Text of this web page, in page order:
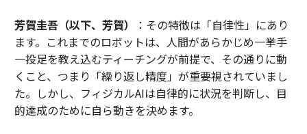
芳賀圭吾（以下、芳賀）
：その特徴は「自律性」にあり
ます。これまでのロボットは、人間があらかじめ一挙手
一投足を教え込むティーチングが前提で、その通りに動
くこと、つまり「繰り返し精度」が重要視されていまし
た。しかし、フィジカルAIは自律的に状況を判断し、目
的達成のために自ら動きを決めます。